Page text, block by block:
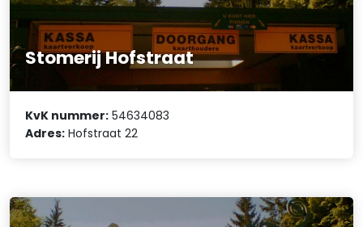
Stomerij Hofstraat
KvK nummer: 54634083
Adres: Hofstraat 22